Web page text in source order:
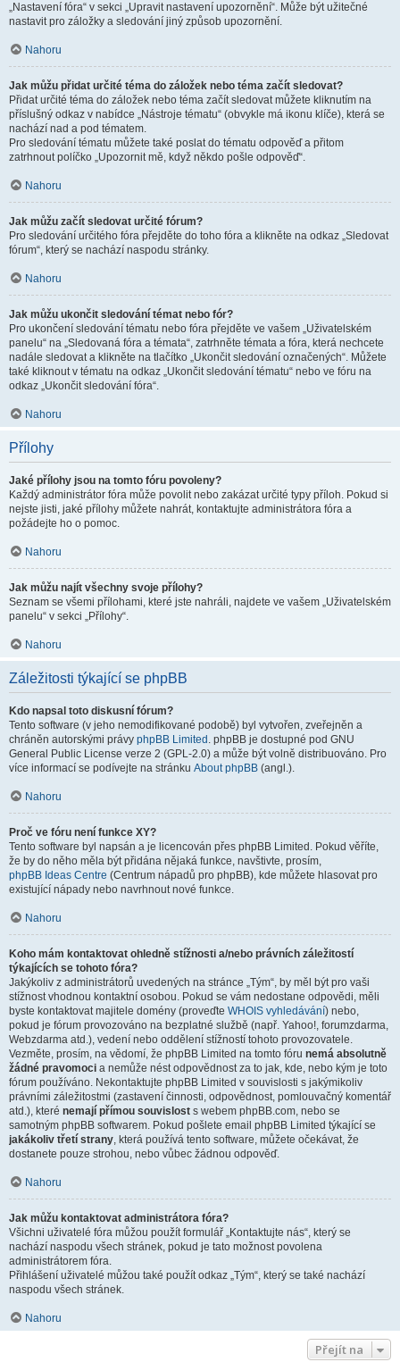
„Nastavení fóra“ v sekci „Upravit nastavení upozornění“. Může být užitečné
nastavit pro záložky a sledování jiný způsob upozornění.
Nahoru
Jak můžu přidat určité téma do záložek nebo téma začít sledovat?
Přidat určité téma do záložek nebo téma začít sledovat můžete kliknutím na
příslušný odkaz v nabídce „Nástroje tématu“ (obvykle má ikonu klíče), která se
nachází nad a pod tématem.
Pro sledování tématu můžete také poslat do tématu odpověď a přitom
zatrhnout políčko „Upozornit mě, když někdo pošle odpověď“.
Nahoru
Jak můžu začít sledovat určité fórum?
Pro sledování určitého fóra přejděte do toho fóra a klikněte na odkaz „Sledovat
fórum“, který se nachází naspodu stránky.
Nahoru
Jak můžu ukončit sledování témat nebo fór?
Pro ukončení sledování tématu nebo fóra přejděte ve vašem „Uživatelském
panelu“ na „Sledovaná fóra a témata“, zatrhněte témata a fóra, která nechcete
nadále sledovat a klikněte na tlačítko „Ukončit sledování označených“. Můžete
také kliknout v tématu na odkaz „Ukončit sledování tématu“ nebo ve fóru na
odkaz „Ukončit sledování fóra“.
Nahoru
Přílohy
Jaké přílohy jsou na tomto fóru povoleny?
Každý administrátor fóra může povolit nebo zakázat určité typy příloh. Pokud si
nejste jisti, jaké přílohy můžete nahrát, kontaktujte administrátora fóra a
požádejte ho o pomoc.
Nahoru
Jak můžu najít všechny svoje přílohy?
Seznam se všemi přílohami, které jste nahráli, najdete ve vašem „Uživatelském
panelu“ v sekci „Přílohy“.
Nahoru
Záležitosti týkající se phpBB
Kdo napsal toto diskusní fórum?
Tento software (v jeho nemodifikované podobě) byl vytvořen, zveřejněn a
chráněn autorskými právy phpBB Limited . phpBB je dostupné pod GNU
General Public License verze 2 (GPL-2.0) a může být volně distribuováno. Pro
více informací se podívejte na stránku About phpBB (angl.).
Nahoru
Proč ve fóru není funkce XY?
Tento software byl napsán a je licencován přes phpBB Limited. Pokud věříte,
že by do něho měla být přidána nějaká funkce, navštivte, prosím,
phpBB Ideas Centre (Centrum nápadů pro phpBB), kde můžete hlasovat pro
existující nápady nebo navrhnout nové funkce.
Nahoru
Koho mám kontaktovat ohledně stížnosti a/nebo právních záležitostí
týkajících se tohoto fóra?
Jakýkoliv z administrátorů uvedených na stránce „Tým“, by měl být pro vaši
stížnost vhodnou kontaktní osobou. Pokud se vám nedostane odpovědi, měli
byste kontaktovat majitele domény (proveďte WHOIS vyhledávání) nebo,
pokud je fórum provozováno na bezplatné službě (např. Yahoo!, forumzdarma,
Webzdarma atd.), vedení nebo oddělení stížností tohoto provozovatele.
Vezměte, prosím, na vědomí, že phpBB Limited na tomto fóru nemá absolutně
žádné pravomoci a nemůže nést odpovědnost za to jak, kde, nebo kým je toto
fórum používáno. Nekontaktujte phpBB Limited v souvislosti s jakýmikoliv
právními záležitostmi (zastavení činnosti, odpovědnost, pomlouvačný komentář
atd.), které nemají přímou souvislost s webem phpBB.com, nebo se
samotným phpBB softwarem. Pokud pošlete email phpBB Limited týkající se
jakákoliv třetí strany, která používá tento software, můžete očekávat, že
dostanete pouze strohou, nebo vůbec žádnou odpověď.
Nahoru
Jak můžu kontaktovat administrátora fóra?
Všichni uživatelé fóra můžou použít formulář „Kontaktujte nás“, který se
nachází naspodu všech stránek, pokud je tato možnost povolena
administrátorem fóra.
Přihlášení uživatelé můžou také použít odkaz „Tým“, který se také nachází
naspodu všech stránek.
Nahoru
Přejít na